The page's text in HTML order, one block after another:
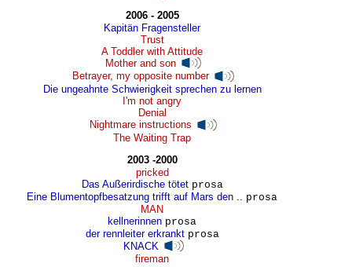
2006 - 2005
Kapitän Fragensteller
Trust
A Toddler with Attitude
Mother and son
Betrayer, my opposite number
Die ungeahnte Schwierigkeit sprechen zu lernen
I'm not angry
Denial
Nightmare instructions
The Waiting Trap
2003 -2000
pricked
Das Außerirdische tötet prosa
Eine Blumentopfbesatzung trifft auf Mars den ..
prosa
MAN
kellnerinnen prosa
der rennleiter erkrankt prosa
KNACK
fireman